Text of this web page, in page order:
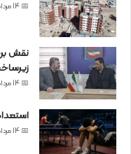
📅 14 مرداد 1405 🕙13:43
نقش
📅 14 مرداد 1405 🕙13:35
📅 14 مرداد 1405 🕙13:02